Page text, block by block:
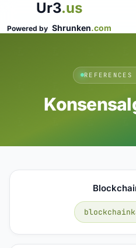
Ur3.us
Powered by Shrunken.com